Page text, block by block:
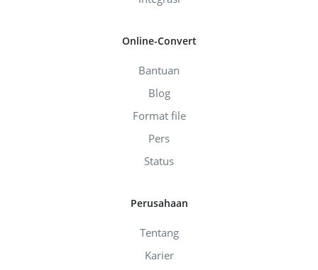
Online-Convert
Bantuan
Blog
Format file
Pers
Status
Perusahaan
Tentang
Karier